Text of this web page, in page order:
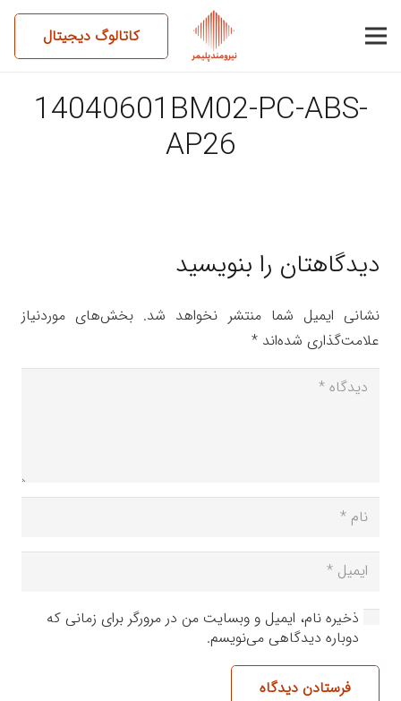
کاتالوگ دیجیتال
14040601BM02-PC-ABS-
AP26
دیدگاهتان را بنویسید
نشانی ایمیل شما منتشر نخواهد شد. بخش‌های موردنیاز
علامت‌گذاری شده‌اند *
ذخیره نام، ایمیل و وبسایت من در مرورگر برای زمانی که
دوباره دیدگاهی می‌نویسم.
فرستادن دیدگاه